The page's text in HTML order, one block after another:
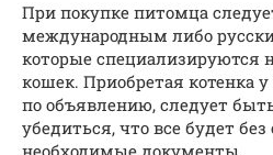
При покупке питомца
международным либо
которые специализируются
кошек. Приобретая котенка
по объявлению, следует
убедиться, что все будет